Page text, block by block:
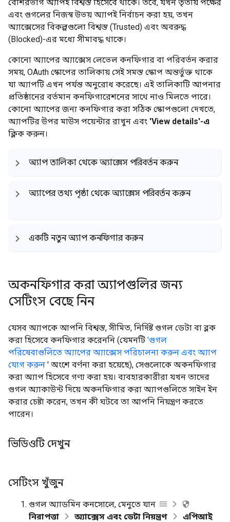
বেশিরভাগ অ্যাপই বিশ্বস্ত হিসেবে থাকে। তবে, যখন তৃতীয় পক্ষের
এবং গুগলের নিজস্ব উভয় অ্যাপই নির্বাচন করা হয়, তখন
অ্যাক্সেসের বিকল্পগুলো বিশ্বস্ত (Trusted) এবং অবরুদ্ধ
(Blocked)-এর মধ্যে সীমাবদ্ধ থাকে।
কোনো অ্যাপের অ্যাক্সেস লেভেল কনফিগার বা পরিবর্তন করার
সময়, OAuth স্কোপের তালিকায় সেই সমস্ত স্কোপ অন্তর্ভুক্ত থাকে
যা অ্যাপটি এখন পর্যন্ত অনুরোধ করেছে। এই তালিকাটি আপনার
প্রতিষ্ঠানের বর্তমান কনফিগারেশনের সাথে নাও মিলতে পারে।
কোনো অ্যাপের জন্য কনফিগার করা সঠিক স্কোপগুলো দেখতে,
অ্যাপটির উপর মাউস পয়েন্টার রাখুন এবং 'View details'-এ
ক্লিক করুন।
অ্যাপ তালিকা থেকে অ্যাক্সেস পরিবর্তন করুন
অ্যাপের তথ্য পৃষ্ঠা থেকে অ্যাক্সেস পরিবর্তন করুন
একটি নতুন অ্যাপ কনফিগার করুন
অকনফিগার করা অ্যাপগুলির জন্য
সেটিংস বেছে নিন
যেসব অ্যাপকে আপনি বিশ্বস্ত, সীমিত, নির্দিষ্ট গুগল ডেটা বা ব্লক
করা হিসেবে কনফিগার করেননি (যেমনটি 'গুগল
পরিষেবাগুলিতে অ্যাপের অ্যাক্সেস পরিচালনা করুন এবং অ্যাপ
যোগ করুন ' অংশে বর্ণনা করা হয়েছে), সেগুলোকে অকনফিগার
করা অ্যাপ হিসেবে গণ্য করা হয়। ব্যবহারকারীরা যখন তাদের
গুগল অ্যাকাউন্ট দিয়ে অকনফিগার করা অ্যাপগুলিতে সাইন ইন
করার চেষ্টা করেন, তখন কী ঘটবে তা আপনি নিয়ন্ত্রণ করতে
পারেন।
ভিডিওটি দেখুন
সেটিংস খুঁজুন
গুগল অ্যাডমিন কনসোলে, মেনুতে যান
নিরাপত্তা
অ্যাক্সেস এবং ডেটা নিয়ন্ত্রণ
এপিআই